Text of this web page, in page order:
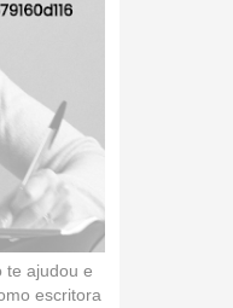
te ajudou e
escritora